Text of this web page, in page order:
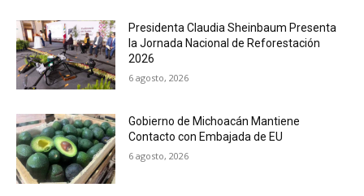
Presidenta Claudia Sheinbaum Presenta
la Jornada Nacional de Reforestación
2026
6 agosto, 2026
Gobierno de Michoacán Mantiene
Contacto con Embajada de EU
6 agosto, 2026